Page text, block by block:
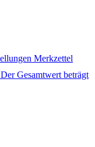
Merkzettel
Gesamtwert beträgt